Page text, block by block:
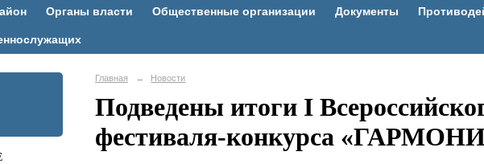
Органы власти Общественные организации Документы
Главная → Новости
Подведены итоги I
фестиваля-конкурса